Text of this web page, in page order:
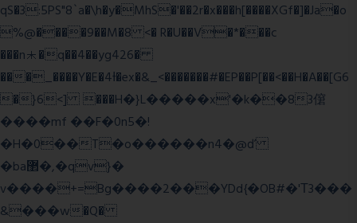
qS�3:5PS"8`a�\h�y�MhS�'��2r�x���h[����XGf�]�Ja�o
%@����9��M�8 <� R�U��V�*���c
���n⯸�q��4��yg426�
���_����Y�E�4Ɨ�ex�&_<�������#�EP��P[��<��H�A��[G6
�}6<] ���H�}L�����x'�k��83僒
����mf ��F�0n5�!
�H�0��T�o������n4�@ď
�ba޲�,�qv}�
v����+=Bg����2���YDd{�OB#�'Τ3���
&���w�Q�